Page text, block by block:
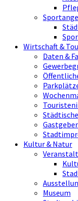
Wirtschaft &
Daten &
Kultur & Natur
Museum